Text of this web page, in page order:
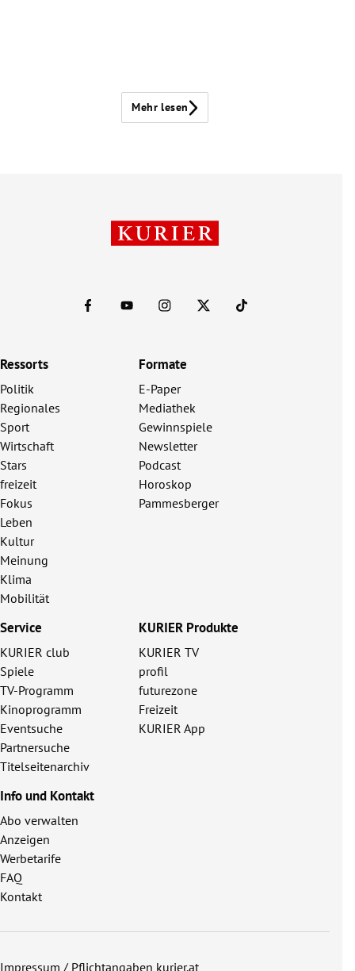
Mehr lesen
Ressorts
Politik
Regionales
Sport
Wirtschaft
Stars
freizeit
Fokus
Leben
Kultur
Meinung
Klima
Mobilität
Formate
E-Paper
Mediathek
Gewinnspiele
Newsletter
Podcast
Horoskop
Pammesberger
Service
KURIER club
Spiele
TV-Programm
Kinoprogramm
Eventsuche
Partnersuche
Titelseitenarchiv
KURIER Produkte
KURIER TV
profil
futurezone
Freizeit
KURIER App
Info und Kontakt
Abo verwalten
Anzeigen
Werbetarife
FAQ
Kontakt
Impressum / Pflichtangaben kurier.at